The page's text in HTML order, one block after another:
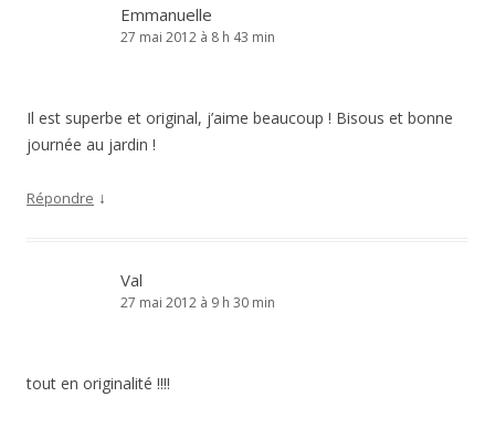
Emmanuelle
27 mai 2012 à 8 h 43 min
Il est superbe et original, j’aime beaucoup ! Bisous et bonne
journée au jardin !
Répondre ↓
Val
27 mai 2012 à 9 h 30 min
tout en originalité !!!!